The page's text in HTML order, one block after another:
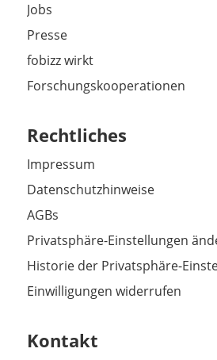
Jobs
Presse
fobizz wirkt
Forschungskooperationen
Rechtliches
Impressum
Datenschutzhinweise
AGBs
Privatsphäre-Einstellungen
Historie der Privatsphäre-
Einwilligungen widerrufen
Kontakt